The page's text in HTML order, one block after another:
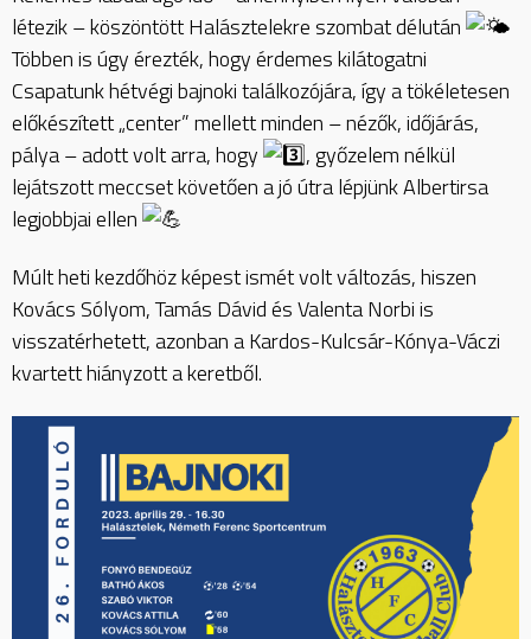
létezik – köszöntött Halásztelekre szombat délután
Többen is úgy érezték, hogy érdemes kilátogatni
Csapatunk hétvégi bajnoki találkozójára, így a tökéletesen
előkészített „center” mellett minden – nézők, időjárás,
pálya – adott volt arra, hogy
, győzelem nélkül
lejátszott meccset követően a jó útra lépjünk Albertirsa
legjobbjai ellen
Múlt heti kezdőhöz képest ismét volt változás, hiszen
Kovács Sólyom, Tamás Dávid és Valenta Norbi is
visszatérhetett, azonban a Kardos-Kulcsár-Kónya-Váczi
kvartett hiányzott a keretből.